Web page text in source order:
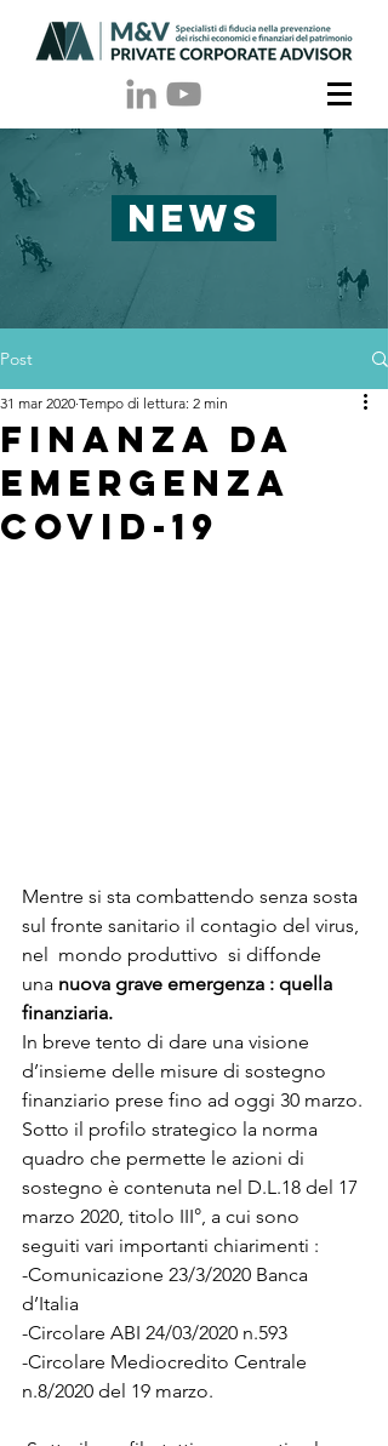
NEWS
Post
Finanza da
Emergenza
Covid-19
31 mar 2020 Tempo di lettura: 2 min
Mentre si sta combattendo senza sosta
sul fronte sanitario il contagio del virus,
nel  mondo produttivo  si diffonde
una nuova grave emergenza : quella
finanziaria.
In breve tento di dare una visione
d’insieme delle misure di sostegno
finanziario prese fino ad oggi 30 marzo.
Sotto il profilo strategico la norma
quadro che permette le azioni di
sostegno è contenuta nel D.L.18 del 17
marzo 2020, titolo III°, a cui sono
seguiti vari importanti chiarimenti :
-Comunicazione 23/3/2020 Banca
d’Italia
-Circolare ABI 24/03/2020 n.593
-Circolare Mediocredito Centrale
n.8/2020 del 19 marzo.